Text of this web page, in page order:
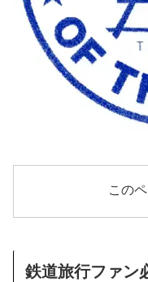
この
鉄道旅行ファン